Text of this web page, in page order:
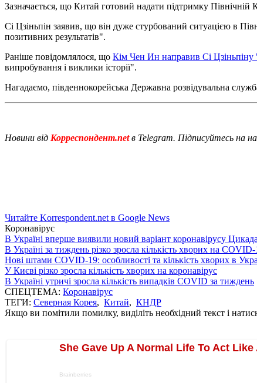
Зазначається, що Китай готовий надати підтримку Північній
Сі Цзіньпін заявив, що він дуже стурбований ситуацією в
позитивних результатів".
Раніше повідомлялося, що Кім Чен Ин направив Сі
випробування і виклики історії".
Нагадаємо, південнокорейська Державна розвідувальна
Новини від Корреспондент.netв Telegram. Підписуйтесь на
Читайте Korrespondent.net в Google News
Коронавірус
В Україні вперше виявили новий варіант коронавірусу Цикада
В Україні за тиждень різко зросла кількість хворих на
Нові штами COVID-19: особливості та кількість хворих в
У Києві різко зросла кількість хворих на коронавірус
В Україні утричі зросла кількість випадків COVID за тиждень
СПЕЦТЕМА: Коронавірус
ТЕГИ: Северная Корея, Китай, КНДР
Якщо ви помітили помилку, виділіть необхідний текст і